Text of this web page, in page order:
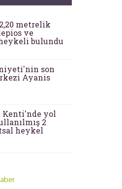
metrelik
ve
bulundu
son
Ayanis
Kenti'nde yol
2
heykel